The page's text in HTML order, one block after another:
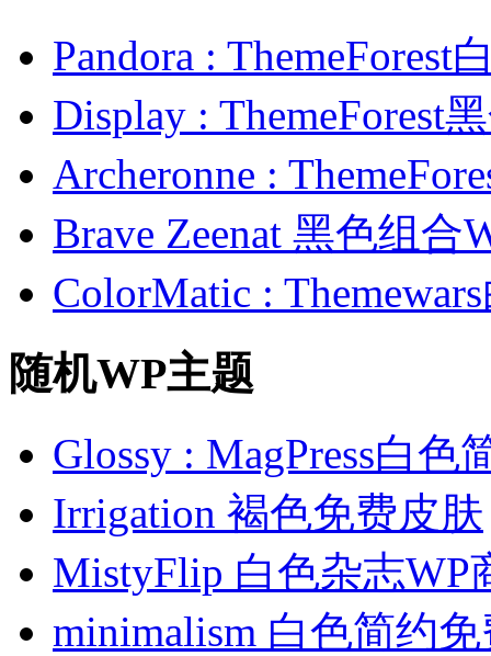
Pandora : ThemeForest
Display : ThemeForest
Archeronne :
Brave Zeenat 黑色组合
ColorMatic :
随机WP主题
Glossy : MagPress白色
Irrigation 褐色免费皮肤
MistyFlip 白色杂志WP
minimalism 白色简约